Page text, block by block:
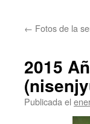
← Fotos de la
2015
Publicada el